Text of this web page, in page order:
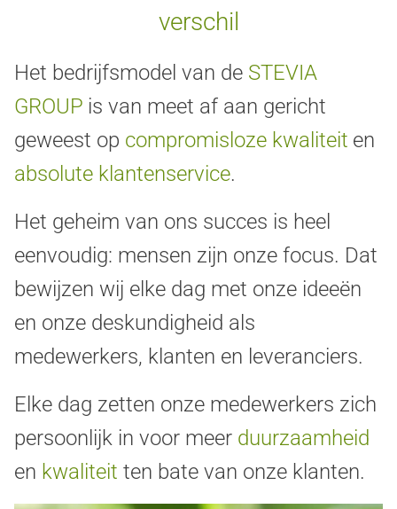
verschil
Het bedrijfsmodel van de STEVIA
GROUP is van meet af aan gericht
geweest op compromisloze kwaliteit en
absolute klantenservice.
Het geheim van ons succes is heel
eenvoudig: mensen zijn onze focus. Dat
bewijzen wij elke dag met onze ideeën
en onze deskundigheid als
medewerkers, klanten en leveranciers.
Elke dag zetten onze medewerkers zich
persoonlijk in voor meer duurzaamheid
en kwaliteit ten bate van onze klanten.